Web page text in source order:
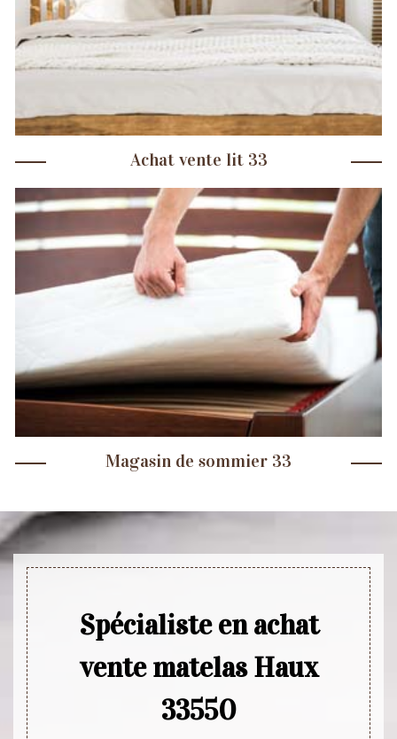
Achat vente lit 33
Magasin de sommier 33
Spécialiste en achat
vente matelas Haux
33550